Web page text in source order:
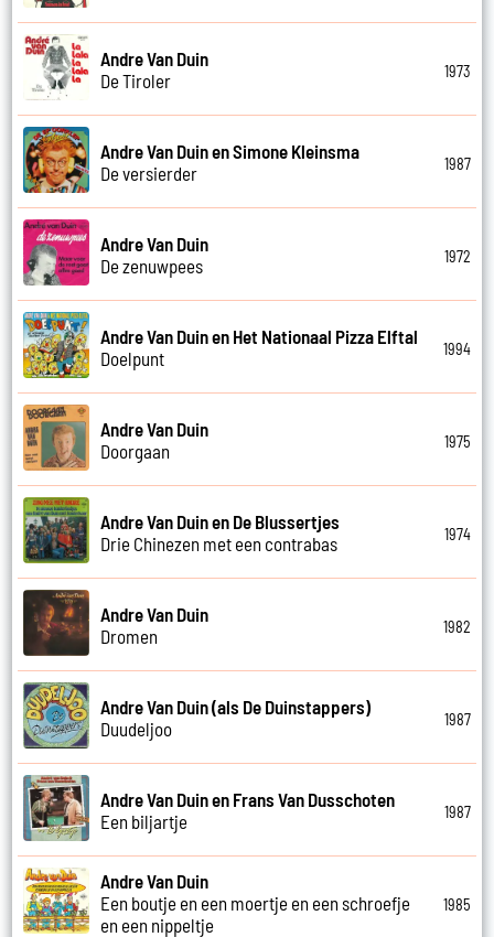
Andre Van Duin
De Tiroler
1973
Andre Van Duin en Simone Kleinsma
De versierder
1987
Andre Van Duin
De zenuwpees
1972
Andre Van Duin en Het Nationaal Pizza Elftal
Doelpunt
1994
Andre Van Duin
Doorgaan
1975
Andre Van Duin en De Blussertjes
Drie Chinezen met een contrabas
1974
Andre Van Duin
Dromen
1982
Andre Van Duin (als De Duinstappers)
Duudeljoo
1987
Andre Van Duin en Frans Van Dusschoten
Een biljartje
1987
Andre Van Duin
Een boutje en een moertje en een schroefje
en een nippeltje
1985